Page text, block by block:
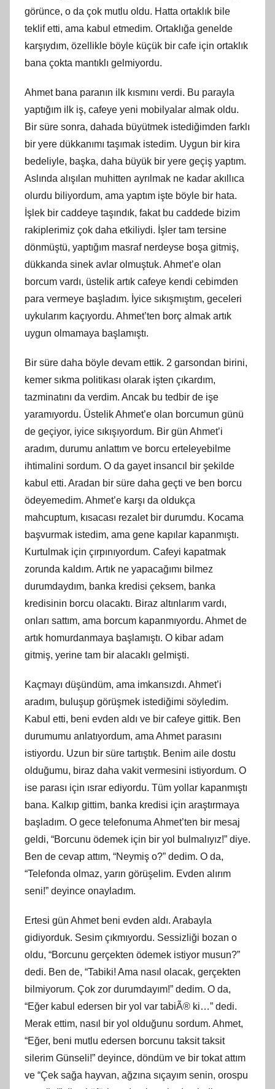
görünce, o da çok mutlu oldu. Hatta ortaklık bile
teklif etti, ama kabul etmedim. Ortaklığa genelde
karşıydım, özellikle böyle küçük bir cafe için ortaklık
bana çokta mantıklı gelmiyordu.
Ahmet bana paranın ilk kısmını verdi. Bu parayla
yaptığım ilk iş, cafeye yeni mobilyalar almak oldu.
Bir süre sonra, dahada büyütmek istediğimden farklı
bir yere dükkanımı taşımak istedim. Uygun bir kira
bedeliyle, başka, daha büyük bir yere geçiş yaptım.
Aslında alışılan muhitten ayrılmak ne kadar akıllıca
olurdu biliyordum, ama yaptım işte böyle bir hata.
İşlek bir caddeye taşındık, fakat bu caddede bizim
rakiplerimiz çok daha etkiliydi. İşler tam tersine
dönmüştü, yaptığım masraf nerdeyse boşa gitmiş,
dükkanda sinek avlar olmuştuk. Ahmet’e olan
borcum vardı, üstelik artık cafeye kendi cebimden
para vermeye başladım. İyice sıkışmıştım, geceleri
uykularım kaçıyordu. Ahmet’ten borç almak artık
uygun olmamaya başlamıştı.
Bir süre daha böyle devam ettik. 2 garsondan birini,
kemer sıkma politikası olarak işten çıkardım,
tazminatını da verdim. Ancak bu tedbir de işe
yaramıyordu. Üstelik Ahmet’e olan borcumun günü
de geçiyor, iyice sıkışıyordum. Bir gün Ahmet’i
aradım, durumu anlattım ve borcu erteleyebilme
ihtimalini sordum. O da gayet insancıl bir şekilde
kabul etti. Aradan bir süre daha geçti ve ben borcu
ödeyemedim. Ahmet’e karşı da oldukça
mahcuptum, kısacası rezalet bir durumdu. Kocama
başvurmak istedim, ama gene kapılar kapanmıştı.
Kurtulmak için çırpınıyordum. Cafeyi kapatmak
zorunda kaldım. Artık ne yapacağımı bilmez
durumdaydım, banka kredisi çeksem, banka
kredisinin borcu olacaktı. Biraz altınlarım vardı,
onları sattım, ama borcum kapanmıyordu. Ahmet de
artık homurdanmaya başlamıştı. O kibar adam
gitmiş, yerine tam bir alacaklı gelmişti.
Kaçmayı düşündüm, ama imkansızdı. Ahmet’i
aradım, buluşup görüşmek istediğimi söyledim.
Kabul etti, beni evden aldı ve bir cafeye gittik. Ben
durumumu anlatıyordum, ama Ahmet parasını
istiyordu. Uzun bir süre tartıştık. Benim aile dostu
olduğumu, biraz daha vakit vermesini istiyordum. O
ise parası için ısrar ediyordu. Tüm yollar kapanmıştı
bana. Kalkıp gittim, banka kredisi için araştırmaya
başladım. O gece telefonuma Ahmet’ten bir mesaj
geldi, “Borcunu ödemek için bir yol bulmalıyız!” diye.
Ben de cevap attım, “Neymiş o?” dedim. O da,
“Telefonda olmaz, yarın görüşelim. Evden alırım
seni!” deyince onayladım.
Ertesi gün Ahmet beni evden aldı. Arabayla
gidiyorduk. Sesim çıkmıyordu. Sessizliği bozan o
oldu, “Borcunu gerçekten ödemek istiyor musun?”
dedi. Ben de, “Tabiki! Ama nasıl olacak, gerçekten
bilmiyorum. Çok zor durumdayım!” dedim. O da,
“Eğer kabul edersen bir yol var tabiÃ® ki…” dedi.
Merak ettim, nasıl bir yol olduğunu sordum. Ahmet,
“Eğer, beni mutlu edersen borcunu taksit taksit
silerim Günseli!” deyince, döndüm ve bir tokat attım
ve “Çek sağa hayvan, ağzına sıçayım senin, orospu